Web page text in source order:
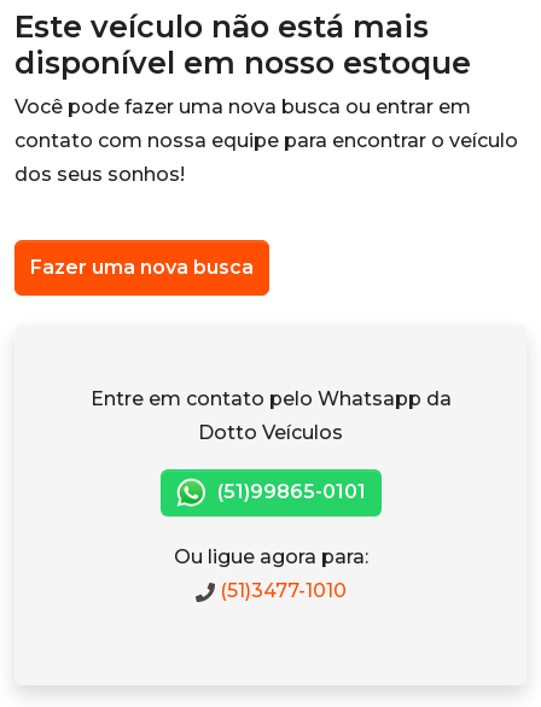
Este veículo não está mais
disponível em nosso estoque
Você pode fazer uma nova busca ou entrar em
contato com nossa equipe para encontrar o veículo
dos seus sonhos!
Fazer uma nova busca
Entre em contato pelo Whatsapp da
Dotto Veículos
(51)99865-0101
Ou ligue agora para:
(51)3477-1010